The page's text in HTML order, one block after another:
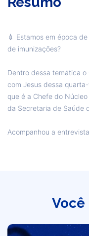
💉 Estamos em época
de imunizações?
Dentro dessa temática o
com Jesus dessa
que é a Chefe do
da Secretaria de Saúde
Acompanhou a